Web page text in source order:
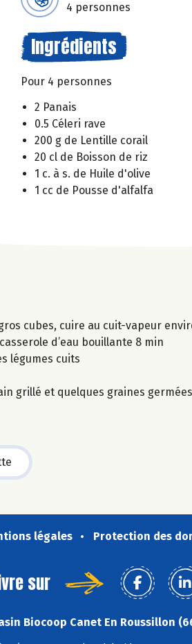
4 personnes
Ingrédients
Pour 4 personnes
2 Panais
0.5 Céleri rave
200 g de Lentille corail
20 cl de Boisson de riz
1 c. à s. de Huile d'olive
1 cc de Pousse d'alfalfa
cubes, cuire au cuit-vapeur
d’eau bouillante 8 min
légumes cuits
grillé et quelques graines
légales Protection des
sur
Biocoop Canet En Roussillon